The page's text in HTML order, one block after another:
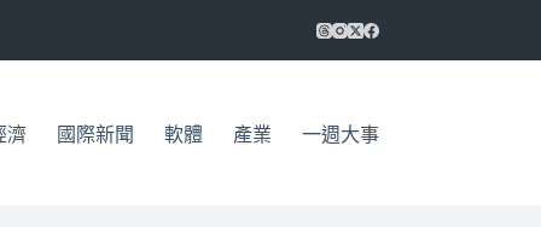
濟 國際新聞 軟體 產業 一週大事